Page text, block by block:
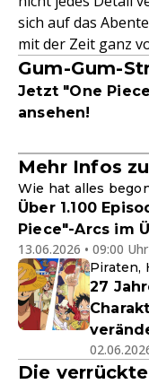
sich auf das
mit der Zeit ganz
Gum-Gum-
Jetzt "One
ansehen!
Mehr Infos
Wie hat alles
Über 1.100
Piece"-Arcs im
13.06.2026 • 09:00 Uhr
Piraten,
27
Die